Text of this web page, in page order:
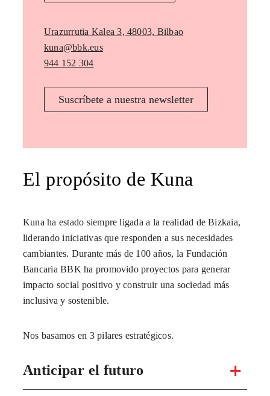
Urazurrutia Kalea 3, 48003, Bilbao
kuna@bbk.eus
944 152 304
Suscríbete a nuestra newsletter
El propósito de Kuna
Kuna ha estado siempre ligada a la realidad de Bizkaia,
liderando iniciativas que responden a sus necesidades
cambiantes. Durante más de 100 años, la Fundación
Bancaria BBK ha promovido proyectos para generar
impacto social positivo y construir una sociedad más
inclusiva y sostenible.
Nos basamos en 3 pilares estratégicos.
Anticipar el futuro